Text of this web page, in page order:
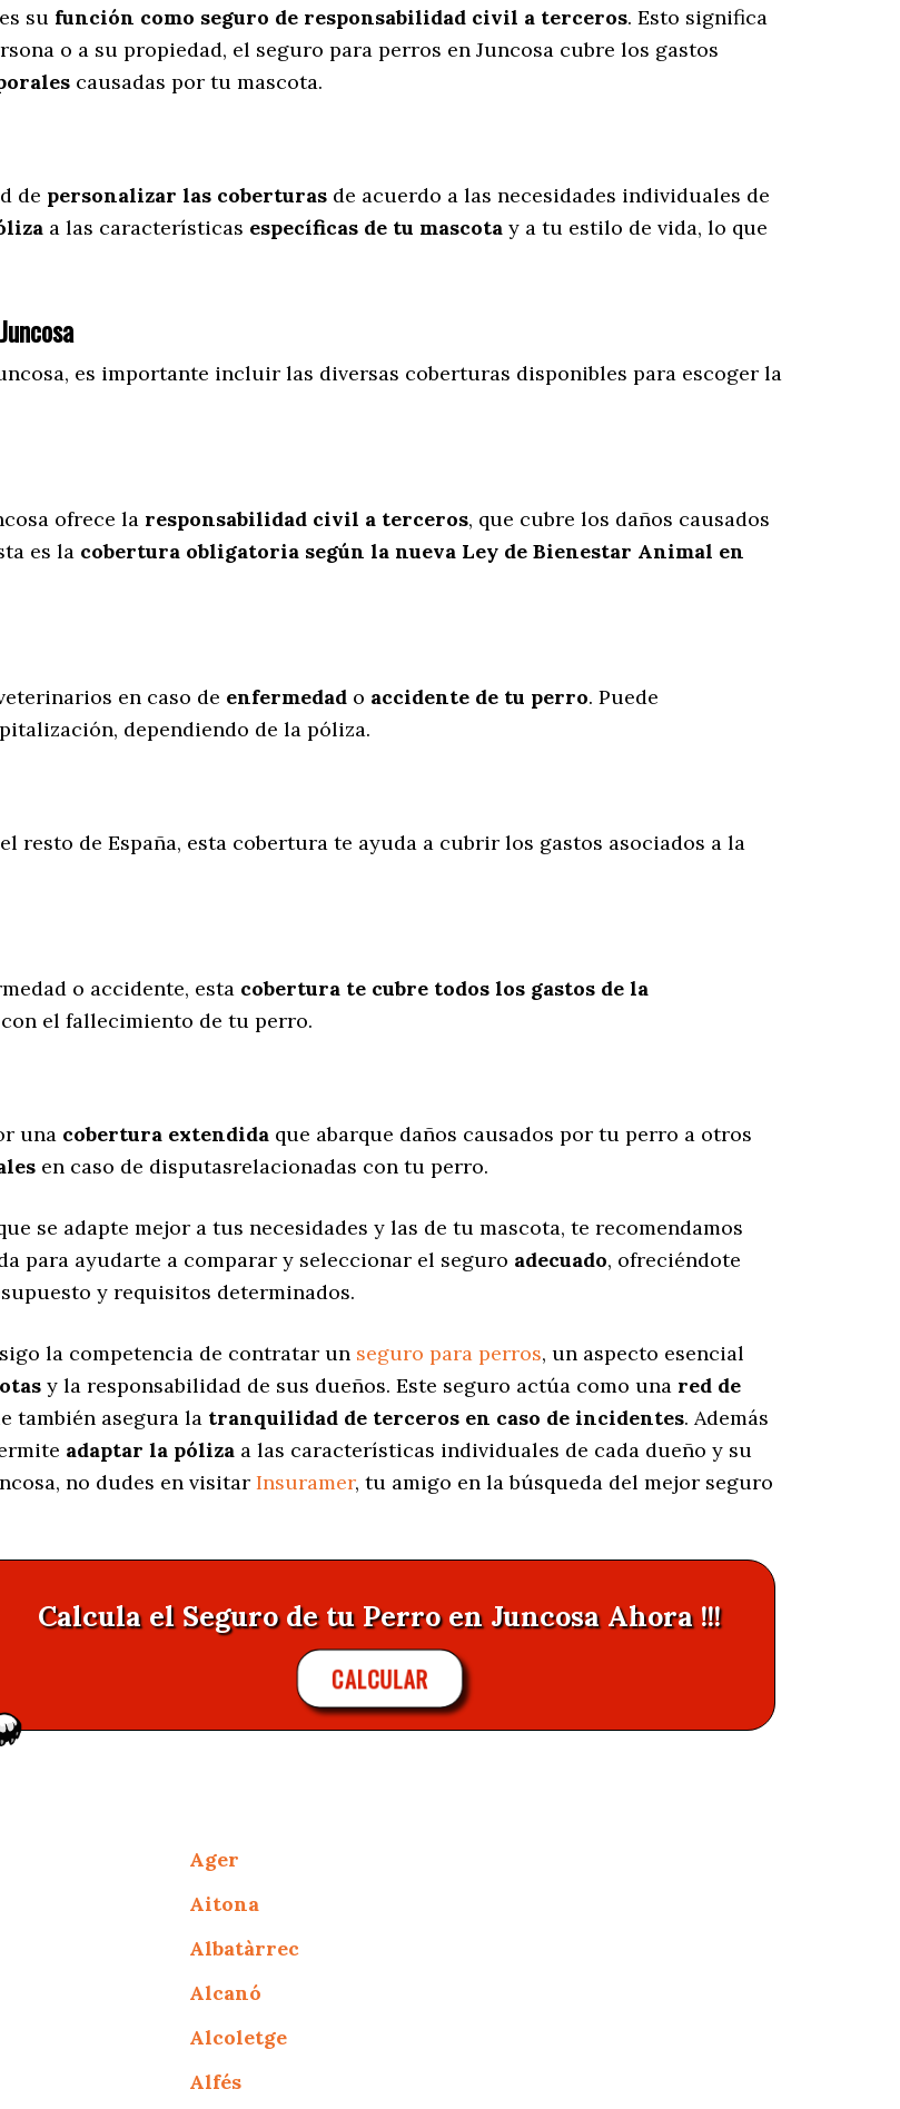
su función como seguro de responsabilidad civil a terceros. Esto significa
o a su propiedad, el seguro para perros en Juncosa cubre los gastos
causadas por tu mascota.
de personalizar las coberturas de acuerdo a las necesidades individuales de
a las características específicas de tu mascota y a tu estilo de vida, lo que
Juncosa
, es importante incluir las diversas coberturas disponibles para escoger la
ofrece la responsabilidad civil a terceros, que cubre los daños causados
es la cobertura obligatoria según la nueva Ley de Bienestar Animal en
en caso de enfermedad o accidente de tu perro. Puede
dependiendo de la póliza.
resto de España, esta cobertura te ayuda a cubrir los gastos asociados a la
o accidente, esta cobertura te cubre todos los gastos de la
el fallecimiento de tu perro.
una cobertura extendida que abarque daños causados por tu perro a otros
en caso de disputasrelacionadas con tu perro.
se adapte mejor a tus necesidades y las de tu mascota, te recomendamos
para ayudarte a comparar y seleccionar el seguro adecuado, ofreciéndote
y requisitos determinados.
la competencia de contratar un seguro para perros, un aspecto esencial
y la responsabilidad de sus dueños. Este seguro actúa como una red de
también asegura la tranquilidad de terceros en caso de incidentes. Además
adaptar la póliza a las características individuales de cada dueño y su
no dudes en visitar Insuramer, tu amigo en la búsqueda del mejor seguro
Calcula el Seguro de tu Perro en Juncosa Ahora !!!
CALCULAR
Ager
Aitona
Albatàrrec
Alcanó
Alcoletge
Alfés